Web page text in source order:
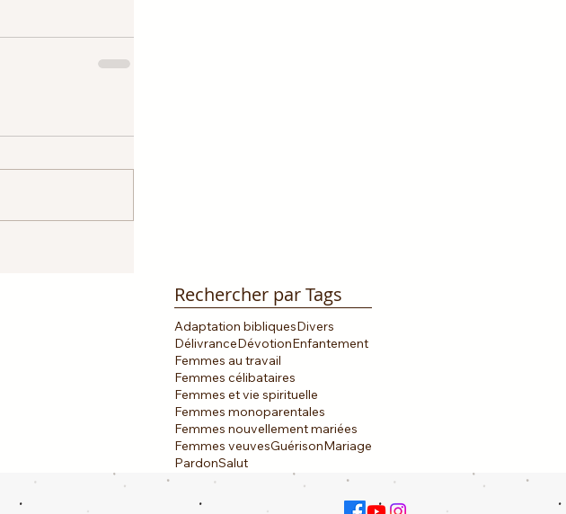
Rechercher par Tags
Adaptation bibliquesDivers
DélivranceDévotionEnfantement
Femmes au travail
Femmes célibataires
Femmes et vie spirituelle
Femmes monoparentales
Femmes nouvellement mariées
Femmes veuvesGuérisonMariage
PardonSalut